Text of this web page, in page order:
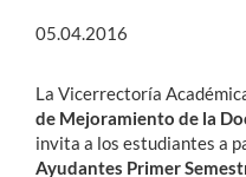
05.04.2016
La Vicerrectoría
de Mejoramiento de la
invita a los estudiantes a
Ayudantes Primer